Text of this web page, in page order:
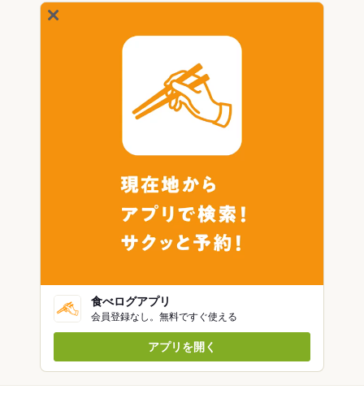
食べログアプリ
会員登録なし。無料ですぐ使える
アプリを開く